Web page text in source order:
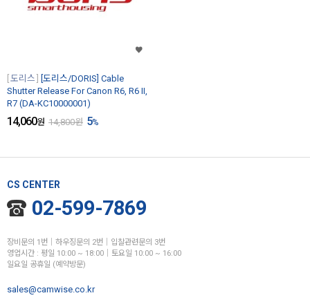
도리스
[도리스/DORIS] Cable
Shutter Release For Canon R6, R6 II,
R7 (DA-KC10000001)
14,060원 14,800원 5%
CS CENTER
02-599-7869
장비문의 1번│하우징문의 2번│입찰관련문의 3번
영업시간 : 평일 10:00 ~ 18:00│토요일 10:00 ~ 16:00
일요일 공휴일 (예약방문)
sales@camwise.co.kr